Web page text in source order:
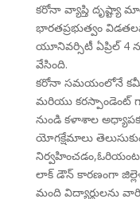
కరోనా వ్యాప్తి దృష్ట్యా
భారతప్రభుత్వం
యూనివర్సిటీ ఏప్రిల్ 4
వేసింది.
కరోనా సమయంలోనే
మరియు కరస్పాండెంట్
నుండి కళాశాల
యోగక్షేమాలు
లాక్ డౌన్ కారణంగా
మంది విద్యార్థులను వారి